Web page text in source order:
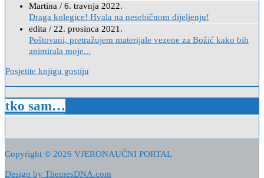
Martina / 6. travnja 2022.
Draga kolegice! Hvala na nesebičnom dijeljenju!
edita / 22. prosinca 2021.
Poštovani, pretražujem materijale vezene za Božić kako bih
animirala moje...
Posjetite knjigu gostiju
tko sam…
Copyright © 2026 VJERONAUČNI PORTAL
Design by ThemesDNA.com